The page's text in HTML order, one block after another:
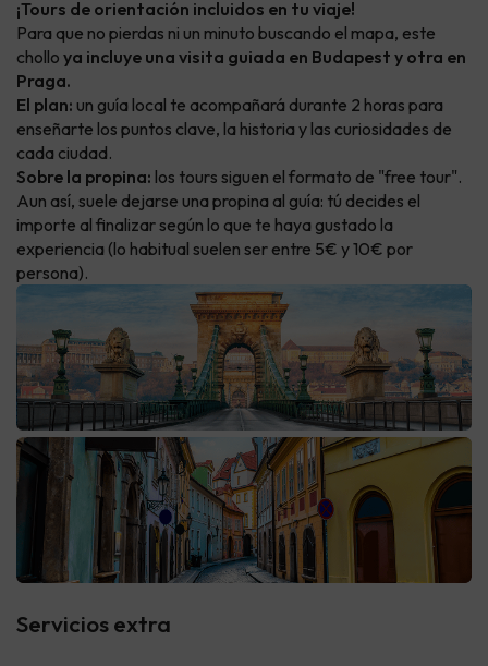
¡Tours de orientación incluidos en tu viaje!
Para que no pierdas ni un minuto buscando el mapa, este
chollo ya incluye una visita guiada en Budapest y otra en
Praga.
El plan: un guía local te acompañará durante 2 horas para
enseñarte los puntos clave, la historia y las curiosidades de
cada ciudad.
Sobre la propina: los tours siguen el formato de "free tour".
Aun así, suele dejarse una propina al guía: tú decides el
importe al finalizar según lo que te haya gustado la
experiencia (lo habitual suelen ser entre 5€ y 10€ por
persona).
Servicios extra